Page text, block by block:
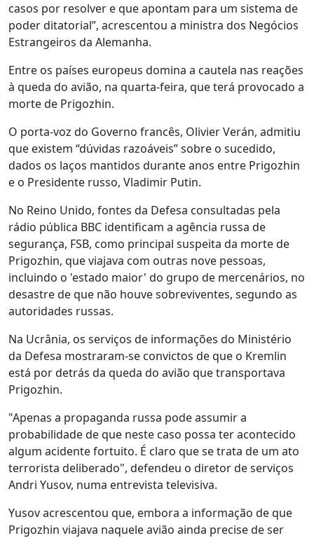
casos por resolver e que apontam para um sistema de
poder ditatorial”, acrescentou a ministra dos Negócios
Estrangeiros da Alemanha.
Entre os países europeus domina a cautela nas reações
à queda do avião, na quarta-feira, que terá provocado a
morte de Prigozhin.
O porta-voz do Governo francês, Olivier Verán, admitiu
que existem “dúvidas razoáveis” sobre o sucedido,
dados os laços mantidos durante anos entre Prigozhin
e o Presidente russo, Vladimir Putin.
No Reino Unido, fontes da Defesa consultadas pela
rádio pública BBC identificam a agência russa de
segurança, FSB, como principal suspeita da morte de
Prigozhin, que viajava com outras nove pessoas,
incluindo o 'estado maior' do grupo de mercenários, no
desastre de que não houve sobreviventes, segundo as
autoridades russas.
Na Ucrânia, os serviços de informações do Ministério
da Defesa mostraram-se convictos de que o Kremlin
está por detrás da queda do avião que transportava
Prigozhin.
"Apenas a propaganda russa pode assumir a
probabilidade de que neste caso possa ter acontecido
algum acidente fortuito. É claro que se trata de um ato
terrorista deliberado", defendeu o diretor de serviços
Andri Yusov, numa entrevista televisiva.
Yusov acrescentou que, embora a informação de que
Prigozhin viajava naquele avião ainda precise de ser